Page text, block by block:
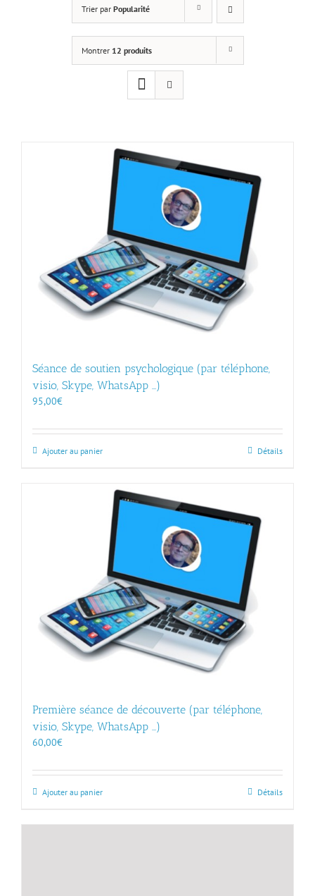
Trier par Popularité
Montrer 12 produits
Séance de soutien psychologique (par téléphone,
visio, Skype, WhatsApp …)
95,00€
Ajouter au panier Détails
Première séance de découverte (par téléphone,
visio, Skype, WhatsApp …)
60,00€
Ajouter au panier Détails